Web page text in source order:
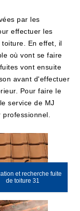
par les
effectuer les
En effet, il
où vont se faire
vont ensuite
avant d'effectuer
Pour faire le
service de MJ
et recherche fuite
de toiture 31